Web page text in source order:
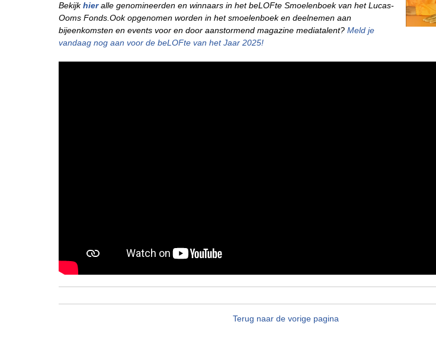
Bekijkhieralle genomineerden en winnaars in het beLOFte Smoelenboek van het Lucas-
Ooms Fonds.Ook opgenomen worden in het smoelenboek en deelnemen aan
bijeenkomsten en events voor en door aanstormend magazine mediatalent? Meld je
vandaag nog aan voor de beLOFte van het Jaar 2025!
Terug naar de vorige pagina